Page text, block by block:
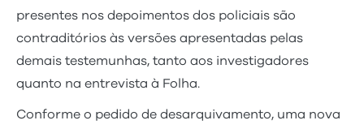
presentes nos depoimentos dos policiais são
contraditórios às versões apresentadas pelas
demais testemunhas, tanto aos investigadores
quanto na entrevista à Folha.
Conforme o pedido de desarquivamento, uma nova